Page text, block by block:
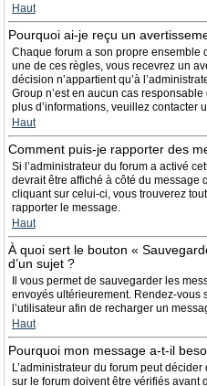
Haut
Pourquoi ai-je reçu un
Chaque forum a son propre ensemble
une de ces règles, vous recevrez un
décision n’appartient qu’à
Group n’est en aucun cas
plus d’informations, veuillez contacter
Haut
Comment puis-je rapporter des
Si l’administrateur du forum a activé
devrait être affiché à côté du message
cliquant sur celui-ci, vous trouverez
rapporter le message.
Haut
À quoi sert le bouton «
d’un sujet ?
Il vous permet de sauvegarder les
envoyés ultérieurement. Rendez-vous
l’utilisateur afin de recharger un
Haut
Pourquoi mon message a-t-il
L’administrateur du forum peut
sur le forum doivent être vérifiés avant